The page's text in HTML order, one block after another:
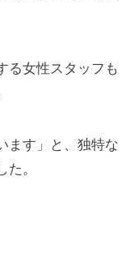
る女性スタッフも
ます」と、独特な
。